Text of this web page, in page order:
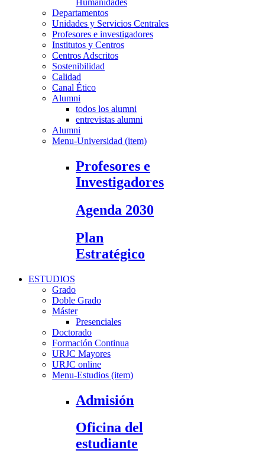
Humanidades
Departamentos
Unidades y Servicios Centrales
Profesores e investigadores
Institutos y Centros
Centros Adscritos
Sostenibilidad
Calidad
Canal Ético
Alumni
todos los alumni
entrevistas alumni
Alumni
Menu-Universidad (item)
Profesores e
Investigadores
Agenda 2030
Plan
Estratégico
ESTUDIOS
Grado
Doble Grado
Máster
Presenciales
Doctorado
Formación Continua
URJC Mayores
URJC online
Menu-Estudios (item)
Admisión
Oficina del
estudiante